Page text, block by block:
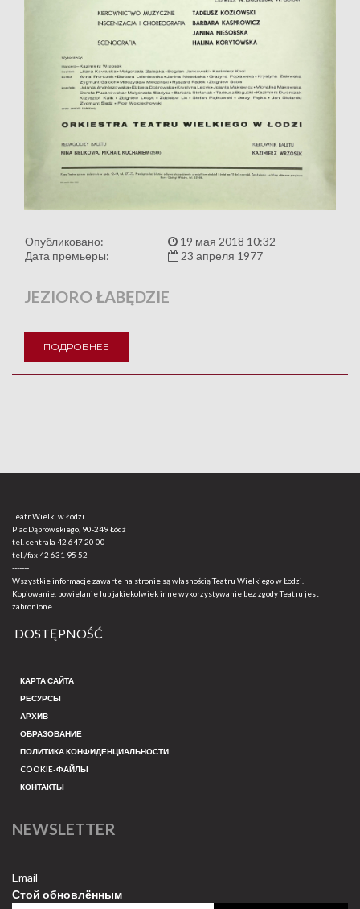
Опубликовано:
19 мая 2018 10:32
Дата премьеры:
23 апреля 1977
JEZIORO ŁABĘDZIE
ПОДРОБНЕЕ
Teatr Wielki w Łodzi
Plac Dąbrowskiego, 90-249 Łódź
tel. centrala 42 647 20 00
tel./fax42 631 95 52
-------
Wszystkie informacje zawarte na stronie są własnością Teatru Wielkiego w Łodzi.
Kopiowanie, powielanie lub jakiekolwiek inne wykorzystywanie bez zgody Teatru jest
zabronione.
DOSTĘPNOŚĆ
КАРТА САЙТА
РЕСУРСЫ
АРХИВ
ОБРАЗОВАНИЕ
ПОЛИТИКА КОНФИДЕНЦИАЛЬНОСТИ
COOKIE-ФАЙЛЫ
КОНТАКТЫ
NEWSLETTER
Email
Стой обновлённым